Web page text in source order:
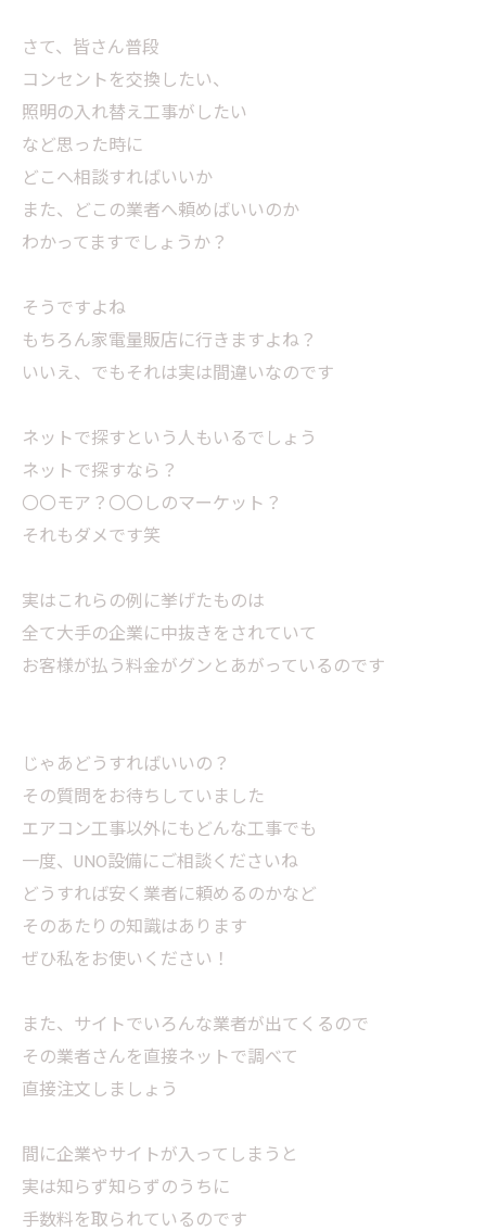
さて、皆さん普段
コンセントを交換したい、
照明の入れ替え工事がしたい
など思った時に
どこへ相談すればいいか
また、どこの業者へ頼めばいいのか
わかってますでしょうか？
そうですよね
もちろん家電量販店に行きますよね？
いいえ、でもそれは実は間違いなのです
ネットで探すという人もいるでしょう
ネットで探すなら？
〇〇モア？〇〇しのマーケット？
それもダメです笑
実はこれらの例に挙げたものは
全て大手の企業に中抜きをされていて
お客様が払う料金がグンとあがっているのです
じゃあどうすればいいの？
その質問をお待ちしていました
エアコン工事以外にもどんな工事でも
一度、UNO設備にご相談くださいね
どうすれば安く業者に頼めるのかなど
そのあたりの知識はあります
ぜひ私をお使いください！
また、サイトでいろんな業者が出てくるので
その業者さんを直接ネットで調べて
直接注文しましょう
間に企業やサイトが入ってしまうと
実は知らず知らずのうちに
手数料を取られているのです